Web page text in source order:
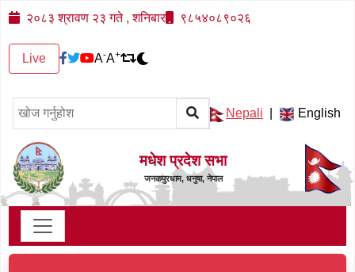
२०८३ श्रावण २३ गते , शनिबार ९८५४०८९०२६
Live A-A+
Nepali English
मधेश प्रदेश सभा
जनकपुरधाम, धनुषा, नेपाल